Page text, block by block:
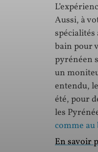
Aussi, à
bain pour
pyrénéen
un
entendu,
été, pour
les
comme
En savoir